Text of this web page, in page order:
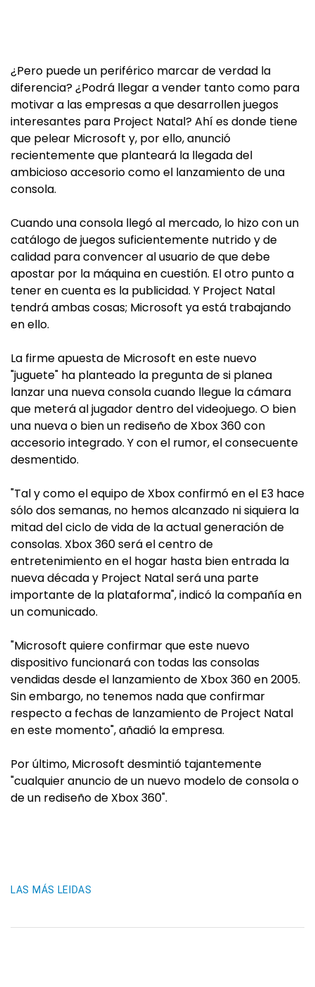
¿Pero puede un periférico marcar de verdad la
diferencia? ¿Podrá llegar a vender tanto como para
motivar a las empresas a que desarrollen juegos
interesantes para Project Natal? Ahí es donde tiene
que pelear Microsoft y, por ello, anunció
recientemente que planteará la llegada del
ambicioso accesorio como el lanzamiento de una
consola.
Cuando una consola llegó al mercado, lo hizo con un
catálogo de juegos suficientemente nutrido y de
calidad para convencer al usuario de que debe
apostar por la máquina en cuestión. El otro punto a
tener en cuenta es la publicidad. Y Project Natal
tendrá ambas cosas; Microsoft ya está trabajando
en ello.
La firme apuesta de Microsoft en este nuevo
"juguete" ha planteado la pregunta de si planea
lanzar una nueva consola cuando llegue la cámara
que meterá al jugador dentro del videojuego. O bien
una nueva o bien un rediseño de Xbox 360 con
accesorio integrado. Y con el rumor, el consecuente
desmentido.
"Tal y como el equipo de Xbox confirmó en el E3 hace
sólo dos semanas, no hemos alcanzado ni siquiera la
mitad del ciclo de vida de la actual generación de
consolas. Xbox 360 será el centro de
entretenimiento en el hogar hasta bien entrada la
nueva década y Project Natal será una parte
importante de la plataforma", indicó la compañía en
un comunicado.
"Microsoft quiere confirmar que este nuevo
dispositivo funcionará con todas las consolas
vendidas desde el lanzamiento de Xbox 360 en 2005.
Sin embargo, no tenemos nada que confirmar
respecto a fechas de lanzamiento de Project Natal
en este momento", añadió la empresa.
Por último, Microsoft desmintió tajantemente
"cualquier anuncio de un nuevo modelo de consola o
de un rediseño de Xbox 360".
LAS MÁS LEIDAS